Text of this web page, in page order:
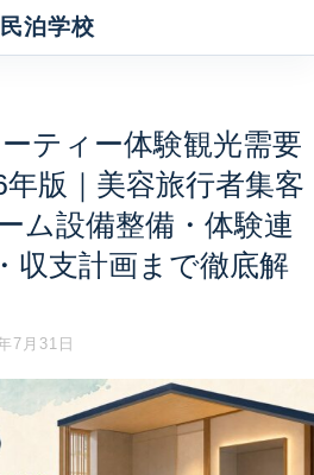
民泊学校
ティー体験観光需要
版｜美容旅行者集客
ム設備整備・体験連
収支計画まで徹底解
7月31日